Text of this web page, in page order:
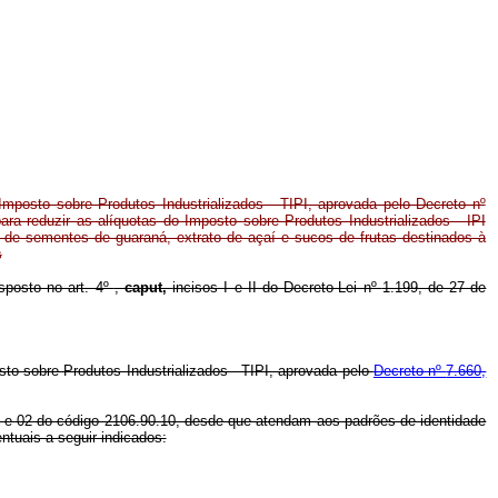
sobre Produtos Industrializados - TIPI, aprovada pelo Decreto nº
reduzir as alíquotas do Imposto sobre Produtos Industrializados - IPI
sementes de guaraná, extrato de açaí e sucos de frutas destinados à
no art. 4º,caput,incisos I e II do Decreto-Lei nº1.199, de 27 de
sobre Produtos Industrializados - TIPI, aprovada peloDecreto nº7.660,
02 do código 2106.90.10, desde que atendam aos padrões de identidade
a seguir indicados: